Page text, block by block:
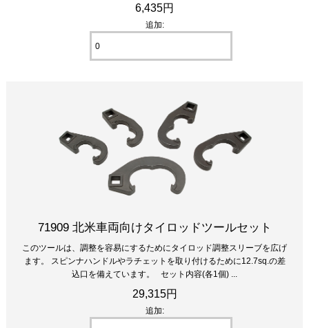
6,435円
追加:
71909 北米車両向けタイロッドツールセット
このツールは、調整を容易にするためにタイロッド調整スリーブを広げ
ます。 スピンナハンドルやラチェットを取り付けるために12.7sq.の差
込口を備えています。 セット内容(各1個) ...
29,315円
追加: